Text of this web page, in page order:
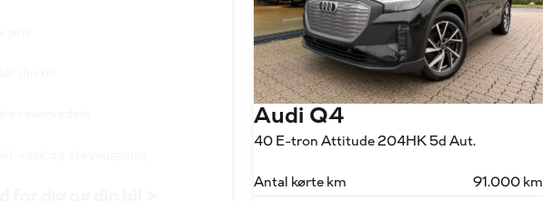
Audi Q4
40 E-tron Attitude 204HK 5d Aut.
Antal kørte km
91.000 km